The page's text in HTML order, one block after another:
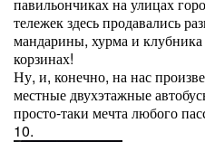
тележек здесь продавались
мандарины, хурма и
корзинах!
Ну, и, конечно, на нас
местные двухэтажные
просто-таки мечта любого
10.